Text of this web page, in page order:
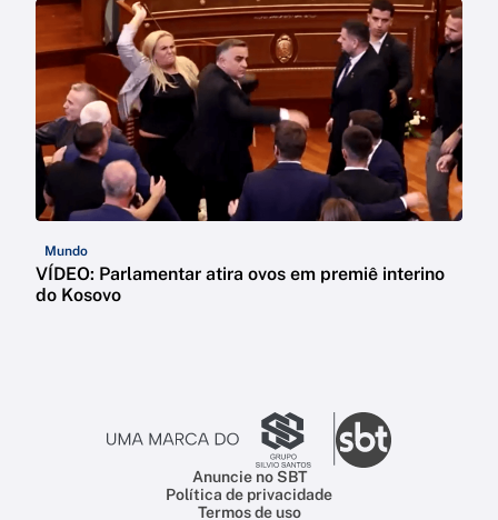
Mundo
VÍDEO: Parlamentar atira ovos em premiê interino
do Kosovo
Anuncie no SBT
Política de privacidade
Termos de uso